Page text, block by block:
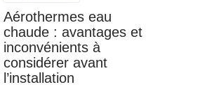
Aérothermes eau
chaude : avantages et
inconvénients à
considérer avant
l’installation